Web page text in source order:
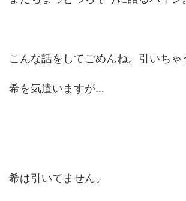
こんな話をしてごめんね。引いちゃ
希を気遣いますが…
希は引いてません。